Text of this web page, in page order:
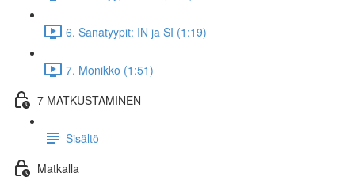
6. Sanatyypit: IN ja SI (1:19)
7. Monikko (1:51)
7 MATKUSTAMINEN
Sisältö
Matkalla